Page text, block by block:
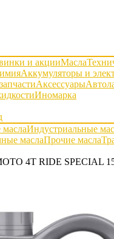
и акцииМасла
Аккумуляторы и
Аксессуары
Иномарка
маслаИндустриальные
маслаПрочие масла
4T RIDE SPECIAL